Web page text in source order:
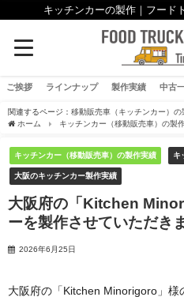
キッチンカーの製作｜フード
ご挨拶 ラインナップ 製作実績 中古
関連するページ： 移動販売車（キッチンカー）の
ホーム
キッチンカー（移動販売車）の製
キッチンカー（移動販売車）の製作実績 キ
大阪のキッチンカー製作実績
大阪府の「Kitchen
ーを製作させていただき
2026年6月25日
大阪府の「Kitchen Minorigoro」様